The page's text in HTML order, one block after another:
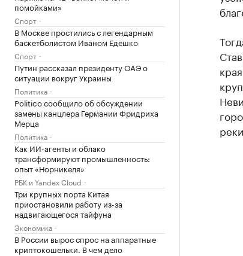
помойками»
Спорт
В Москве простились с легендарным
баскетболистом Иваном Едешко
Спорт
Путин рассказал президенту ОАЭ о
ситуации вокруг Украины
Политика
Politico сообщило об обсуждении
замены канцлера Германии Фридриха
Мерца
Политика
Как ИИ-агенты и облако
трансформируют промышленность:
опыт «Норникеля»
РБК и Yandex Cloud
Три крупных порта Китая
приостановили работу из-за
надвигающегося тайфуна
Экономика
В России вырос спрос на аппаратные
криптокошельки. В чем дело
реки.